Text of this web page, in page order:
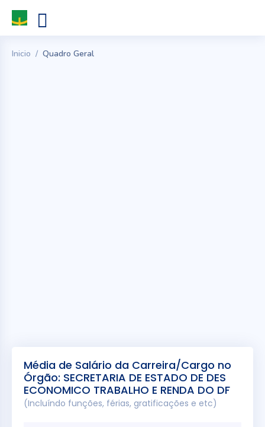
Inicio Quadro Geral
Média de Salário da Carreira/Cargo no
Órgão: SECRETARIA DE ESTADO DE DES
ECONOMICO TRABALHO E RENDA DO DF
(Incluíndo funções, férias, gratificações e etc)